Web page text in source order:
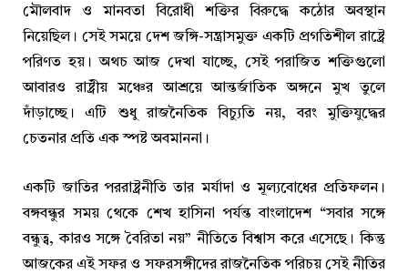
মৌলবাদ ও মানবতা বিরোধী শক্তির বিরুদ্ধে কঠোর অবস্থান
নিয়েছিল। সেই সময়ে দেশ জঙ্গি-সন্ত্রাসমুক্ত একটি প্রগতিশীল রাষ্ট্রে
পরিণত হয়। অথচ আজ দেখা যাচ্ছে, সেই পরাজিত শক্তিগুলো
আবারও রাষ্ট্রীয় মঞ্চের আশ্রয়ে আন্তর্জাতিক অঙ্গনে মুখ তুলে
দাঁড়াচ্ছে। এটি শুধু রাজনৈতিক বিচ্যুতি নয়, বরং মুক্তিযুদ্ধের
চেতনার প্রতি এক স্পষ্ট অবমাননা।
একটি জাতির পররাষ্ট্রনীতি তার মর্যাদা ও মূল্যবোধের প্রতিফলন।
বঙ্গবন্ধুর সময় থেকে শেখ হাসিনা পর্যন্ত বাংলাদেশ “সবার সঙ্গে
বন্ধুত্ব, কারও সঙ্গে বৈরিতা নয়” নীতিতে বিশ্বাস করে এসেছে। কিন্তু
আজকের এই সফর ও সফরসঙ্গীদের রাজনৈতিক পরিচয় সেই নীতির